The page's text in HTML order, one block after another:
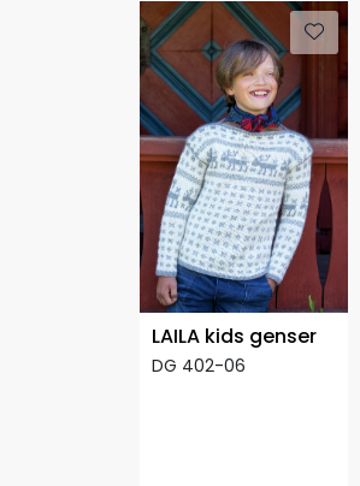
LAILA kids genser
DG 402-06